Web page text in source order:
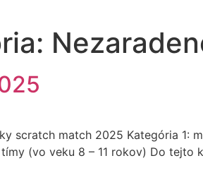
scratch match 2025 Kategória 1:
(vo veku 8 – 11 rokov) Do tejto